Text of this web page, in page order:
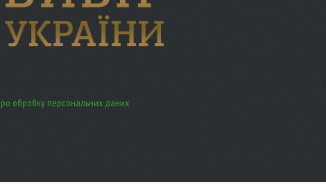
обробку персональних даних